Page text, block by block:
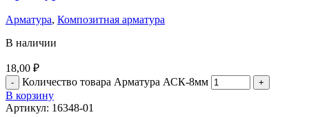
Арматура, Композитная арматура
В наличии
18,00 ₽
Количество товара Арматура АСК-8мм
В корзину
Артикул: 16348-01